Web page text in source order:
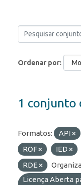
Ordenar por
1 conjunto
Formatos: API
ROF
IED
RDE
Licença Aberta